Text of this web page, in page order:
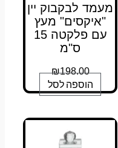
מעמד לבקבוק יין
"איקסים" מעץ
עם פלקטה 15
ס"מ
₪198.00
הוספה לסל